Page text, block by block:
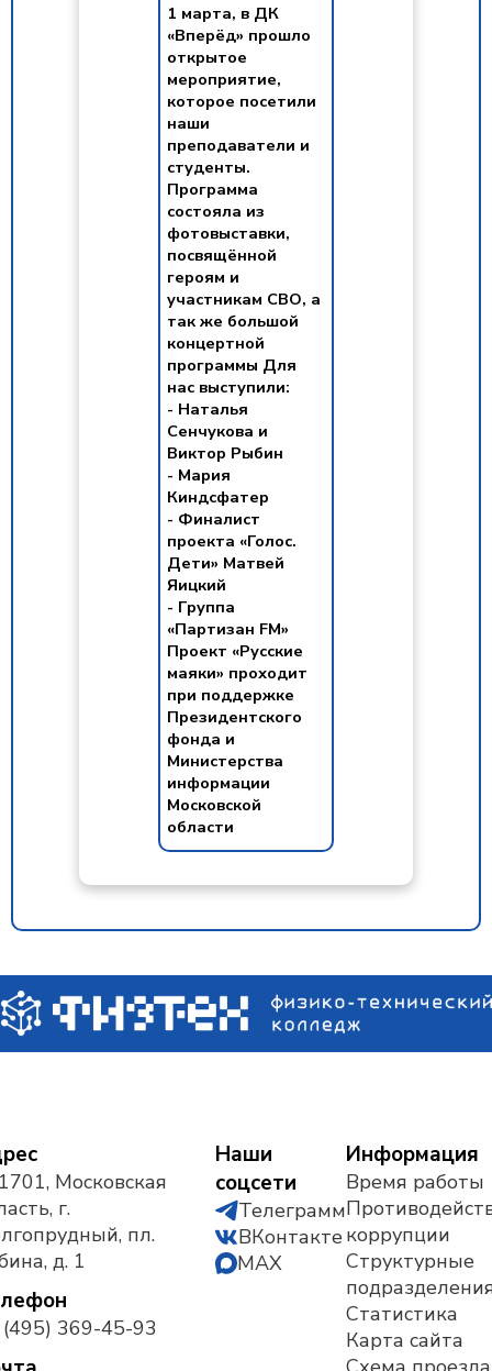
1 марта, в ДК
«Вперёд» прошло
открытое
мероприятие,
которое посетили
наши
преподаватели и
студенты.
Программа
состояла из
фотовыставки,
посвящённой
героям и
участникам СВО, а
так же большой
концертной
программы Для
нас выступили:
- Наталья
Сенчукова и
Виктор Рыбин
- Мария
Киндсфатер
- Финалист
проекта «Голос.
Дети» Матвей
Яицкий
- Группа
«Партизан FM»
Проект «Русские
маяки» проходит
при поддержке
Президентского
фонда и
Министерства
информации
Московской
области
Московская
г.
пл.
д. 1
369-45-93
Наши
соцсети
Телеграмм
ВКонтакте
MAX
Информация
Время работы
коррупции
Структурные
Статистика
Карта сайта